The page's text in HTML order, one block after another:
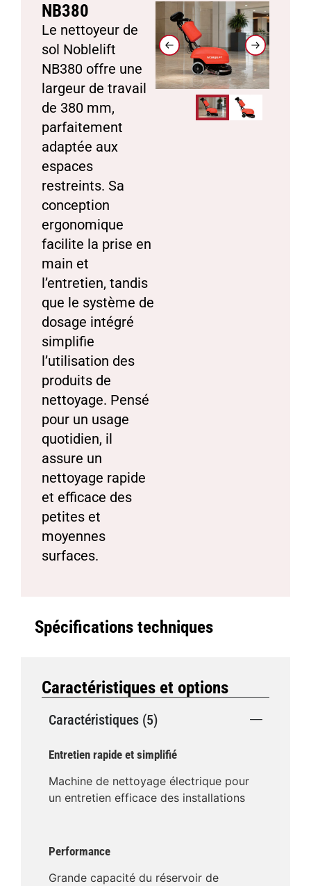
NB380
Le nettoyeur de
sol Noblelift
NB380 offre une
largeur de travail
de 380 mm,
parfaitement
adaptée aux
espaces
restreints. Sa
conception
ergonomique
facilite la prise en
main et
l’entretien, tandis
que le système de
dosage intégré
simplifie
l’utilisation des
produits de
nettoyage. Pensé
pour un usage
quotidien, il
assure un
nettoyage rapide
et efficace des
petites et
moyennes
surfaces.
Spécifications techniques
Caractéristiques et options
Caractéristiques (5)
Entretien rapide et simplifié
Machine de nettoyage électrique pour
un entretien efficace des installations
Performance
Grande capacité du réservoir de